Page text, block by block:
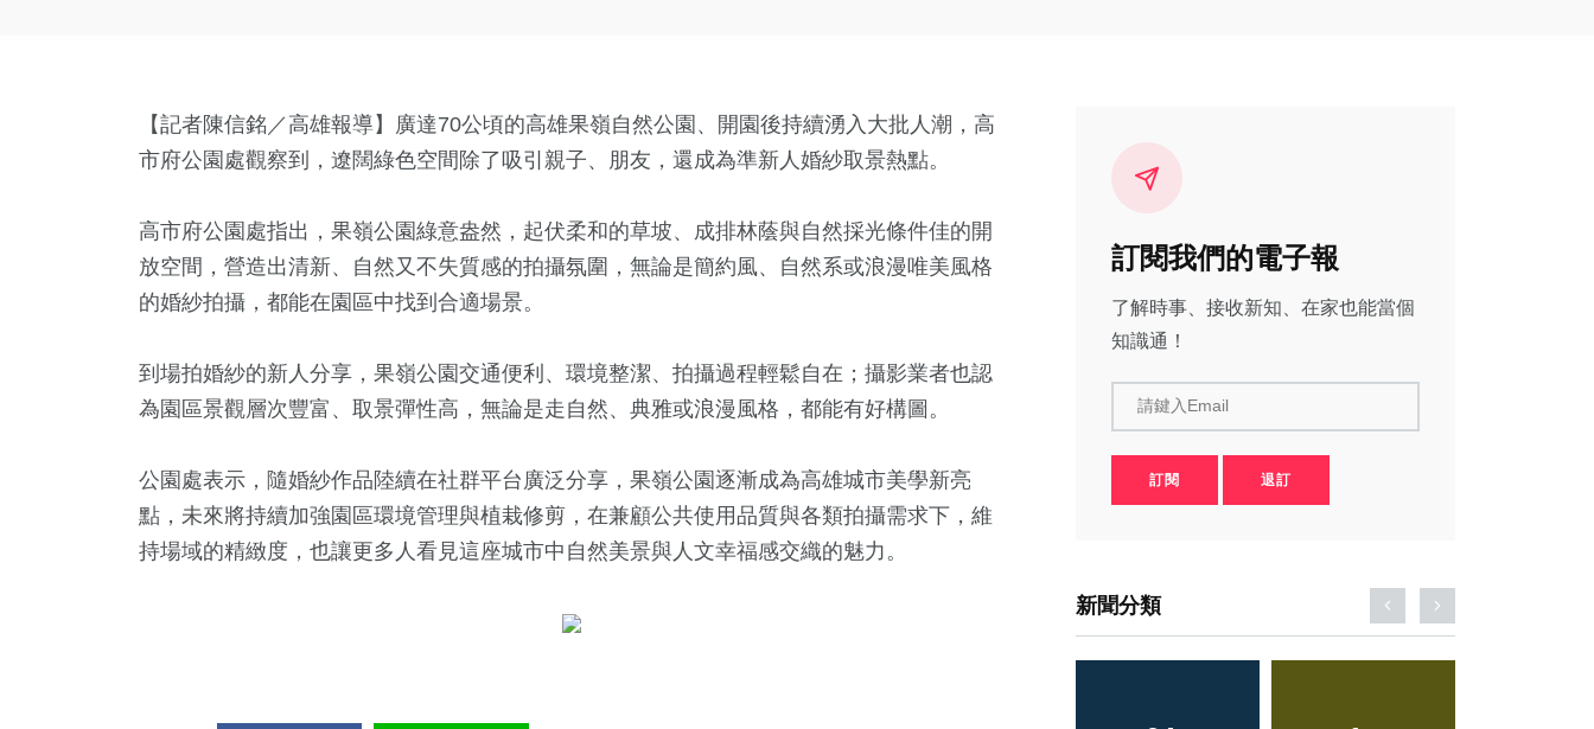
【記者陳信銘／高雄報導】廣達70公頃的高雄果嶺自然公園、開園後持續湧入大批人潮，高
市府公園處觀察到，遼闊綠色空間除了吸引親子、朋友，還成為準新人婚紗取景熱點。
高市府公園處指出，果嶺公園綠意盎然，起伏柔和的草坡、成排林蔭與自然採光條件佳的開
放空間，營造出清新、自然又不失質感的拍攝氛圍，無論是簡約風、自然系或浪漫唯美風格
的婚紗拍攝，都能在園區中找到合適場景。
到場拍婚紗的新人分享，果嶺公園交通便利、環境整潔、拍攝過程輕鬆自在；攝影業者也認
為園區景觀層次豐富、取景彈性高，無論是走自然、典雅或浪漫風格，都能有好構圖。
公園處表示，隨婚紗作品陸續在社群平台廣泛分享，果嶺公園逐漸成為高雄城市美學新亮
點，未來將持續加強園區環境管理與植栽修剪，在兼顧公共使用品質與各類拍攝需求下，維
持場域的精緻度，也讓更多人看見這座城市中自然美景與人文幸福感交織的魅力。
訂閱我們的電子報
了解時事、接收新知、在家也能當個
知識通！
請鍵入Email
訂閱 退訂
新聞分類